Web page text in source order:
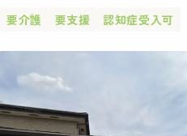
要介護 要支援 認知症受入可